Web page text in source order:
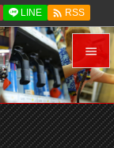


メニュ

サイド
LINE  RSS